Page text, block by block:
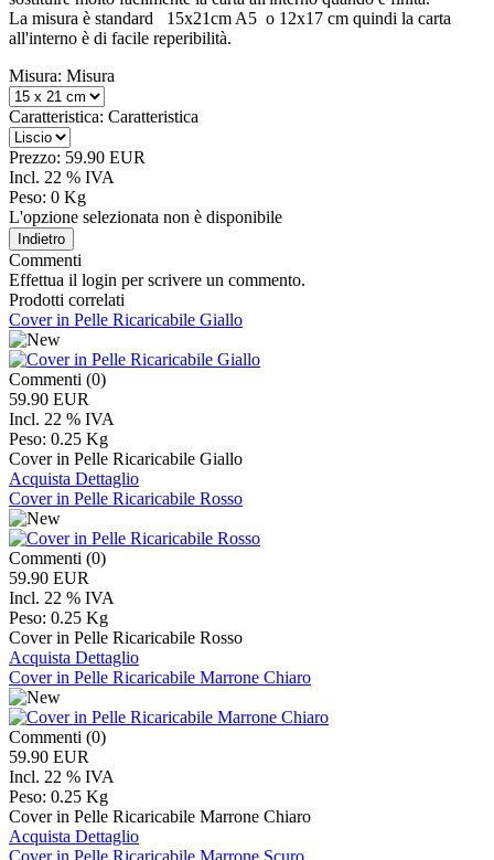
La misura è standard 15x21cm A5 o 12x17 cm quindi la carta
all'interno è di facile reperibilità.
Misura: Misura
Caratteristica: Caratteristica
Prezzo: 59.90 EUR
Incl. 22 % IVA
Peso: 0 Kg
L'opzione selezionata non è disponibile
Commenti
Effettua il login per scrivere un commento.
Prodotti correlati
Cover in Pelle Ricaricabile Giallo
Commenti (0)
59.90 EUR
Incl. 22 % IVA
Peso: 0.25 Kg
Cover in Pelle Ricaricabile Giallo
Acquista Dettaglio
Cover in Pelle Ricaricabile Rosso
Commenti (0)
59.90 EUR
Incl. 22 % IVA
Peso: 0.25 Kg
Cover in Pelle Ricaricabile Rosso
Acquista Dettaglio
Cover in Pelle Ricaricabile Marrone Chiaro
Commenti (0)
59.90 EUR
Incl. 22 % IVA
Peso: 0.25 Kg
Cover in Pelle Ricaricabile Marrone Chiaro
Acquista Dettaglio
Cover in Pelle Ricaricabile Marrone Scuro